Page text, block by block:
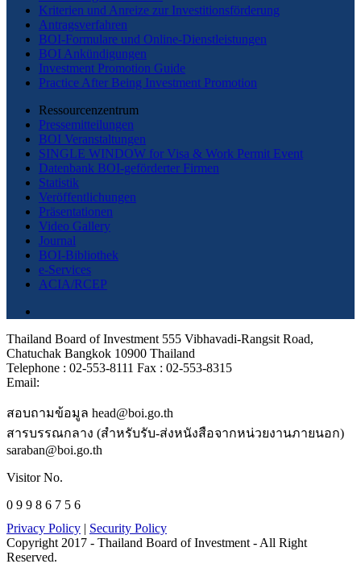
Kriterien und Anreize zur Investitionsförderung
Antragsverfahren
BOI-Formulare und Online-Dienstleistungen
BOI Ankündigungen
Investment Promotion Guide
Practice After Being Investment Promotion
Ressourcenzentrum
Pressemitteilungen
BOI Veranstaltungen
SINGLE WINDOW for Visa & Work Permit Event
Datenbank BOI-geförderter Firmen
Statistik
Veröffentlichungen
Präsentationen
Video Gallery
Journal
BOI-Bibliothek
e-Services
ACIA/RCEP
Thailand Board of Investment 555 Vibhavadi-Rangsit Road,
Chatuchak Bangkok 10900 Thailand
Telephone : 02-553-8111 Fax : 02-553-8315
Email:
สอบถามข้อมูล head@boi.go.th
สารบรรณกลาง (สำหรับรับ-ส่งหนังสือจากหน่วยงานภายนอก)
saraban@boi.go.th
Visitor No.
0 9 9 8 6 7 5 6
Privacy Policy | Security Policy
Copyright 2017 - Thailand Board of Investment - All Right
Reserved.